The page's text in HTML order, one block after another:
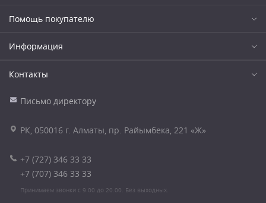
Помощь покупателю
Информация
Контакты
Письмо директору
РК, 050016 г. Алматы, пр. Райымбека, 221 «Ж»
+7 (727) 346 33 33
+7 (707) 346 33 33
Принимаем звонки с 9.00 до 20.00. Без выходных.